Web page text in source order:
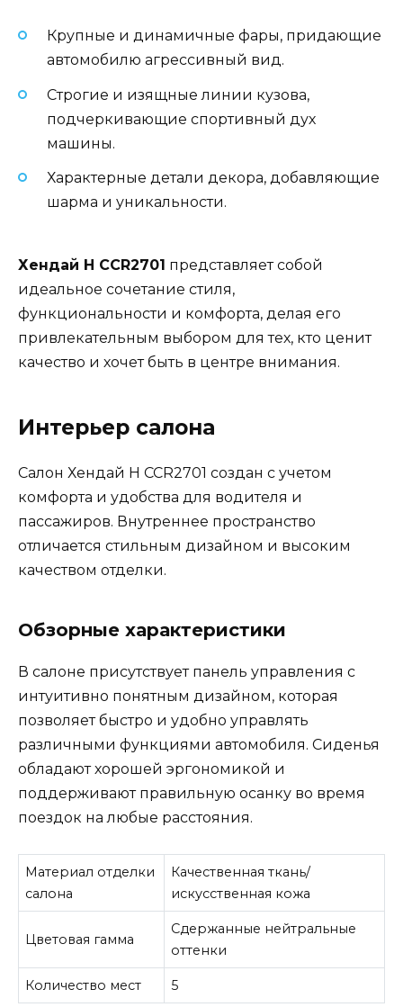
Крупные и динамичные фары, придающие
автомобилю агрессивный вид.
Строгие и изящные линии кузова,
подчеркивающие спортивный дух
машины.
Характерные детали декора, добавляющие
шарма и уникальности.
Хендай H CCR2701 представляет собой
идеальное сочетание стиля,
функциональности и комфорта, делая его
привлекательным выбором для тех, кто ценит
качество и хочет быть в центре внимания.
Интерьер салона
Салон Хендай H CCR2701 создан с учетом
комфорта и удобства для водителя и
пассажиров. Внутреннее пространство
отличается стильным дизайном и высоким
качеством отделки.
Обзорные характеристики
В салоне присутствует панель управления с
интуитивно понятным дизайном, которая
позволяет быстро и удобно управлять
различными функциями автомобиля. Сиденья
обладают хорошей эргономикой и
поддерживают правильную осанку во время
поездок на любые расстояния.
Материал отделки
салона
Качественная ткань/
искусственная кожа
Цветовая гамма
Сдержанные нейтральные
оттенки
Количество мест 5